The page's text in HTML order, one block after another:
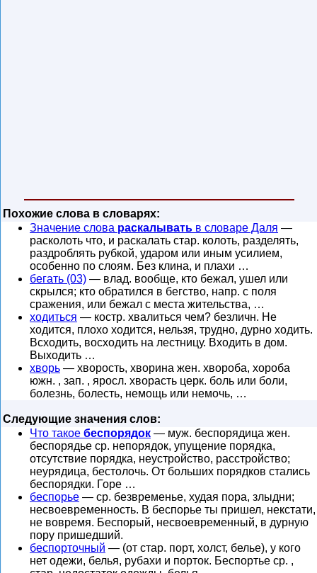
Похожие слова в словарях:
Значение слова раскалывать в словаре Даля —
расколоть что, и раскалать стар. колоть, разделять,
раздроблять рубкой, ударом или иным усилием,
особенно по слоям. Без клина, и плахи …
бегать (03) — влад. вообще, кто бежал, ушел или
скрылся; кто обратился в бегство, напр. с поля
сражения, или бежал с места жительства, …
ходиться — костр. хвалиться чем? безличн. Не
ходится, плохо ходится, нельзя, трудно, дурно ходить.
Всходить, восходить на лестницу. Входить в дом.
Выходить …
хворь — хворость, хворина жен. хвороба, хороба
южн. , зап. , яросл. хворасть церк. боль или боли,
болезнь, болесть, немощь или немочь, …
Следующие значения слов:
Что такое беспорядок — муж. беспорядица жен.
беспорядье ср. непорядок, упущение порядка,
отсутствие порядка, неустройство, расстройство;
неурядица, бестолочь. От больших порядков стались
беспорядки. Горе …
беспорье — ср. безвременье, худая пора, злыдни;
несвоевременность. В беспорье ты пришел, некстати,
не вовремя. Беспорый, несвоевременный, в дурную
пору пришедший.
беспорточный — (от стар. порт, холст, белье), у кого
нет одежи, белья, рубахи и порток. Беспортье ср. ,